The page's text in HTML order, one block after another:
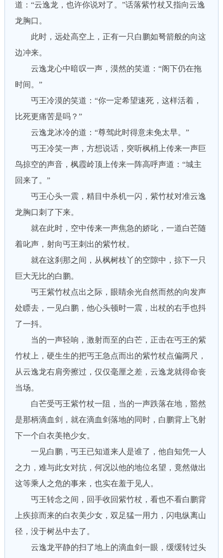
道：“云逸龙，也许你说对了。”话落紫竹杖又指向云逸
龙胸口。
此时，远处高空上，正有一只白鹏如弩箭般的向这
边冲来。
云逸龙心中暗叹一声，漠然的笑道：“阁下仍在拖
时间。”
丐王冷漠的笑道：“你一定希望速死，这样活着，
比死更痛苦是吗？”
云逸龙冰冷的道：“尊驾此时得意未免太早。”
丐王冷笑一声，方想说话，突听枫梢上传来一声巨
鸟掠空的声音，枫霞岭顶上传来一阵高呼声道：“城主
回来了。”
丐王心头一震，精目中杀机一闪，紫竹杖对准云逸
龙胸口刺了下来。
就在此时，空中传来一声焦急的娇叱，一道白芒随
着叱声，射向丐王刺出的紫竹杖。
就在这刹那之间，从枫树枝丫的空隙中，掠下一只
巨大无比的白鹏。
丐王紫竹杖点出之际，眼睛余光自然而然的向发声
处瞟去，一见白鹏，他心头顿时一震，出杖的右手也抖
了一抖。
当的一声轻响，激射而至的白芒，正击在丐王的紫
竹杖上，硬生生的把丐王急点而出的紫竹杖点偏两尺，
从云逸龙右肩旁擦过，仅仅毫厘之差，云逸龙就得命丧
当场。
白芒受丐王紫竹杖一阻，当的一声跌落在地，豁然
是那柄滴血剑，就在滴血剑落地的同时，白鹏背上飞射
下一个白衣美艳少女。
一见白鹏，丐王已知道来人是谁了，他自知凭一人
之力，难与此女对抗，何况以他的地位名望，竟然做出
这等乘人之危的事来，也实在羞于见人。
丐王转念之间，回手收回紫竹杖，看也不看白鹏背
上疾掠而来的白衣美少女，双足猛一用力，闪电纵离山
径，没于树丛中去了。
云逸龙平静的扫了地上的滴血剑一眼，缓缓转过头